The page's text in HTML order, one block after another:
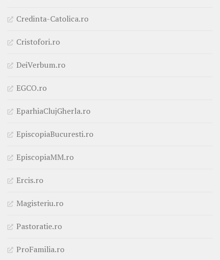
Credinta-Catolica.ro
Cristofori.ro
DeiVerbum.ro
EGCO.ro
EparhiaClujGherla.ro
EpiscopiaBucuresti.ro
EpiscopiaMM.ro
Ercis.ro
Magisteriu.ro
Pastoratie.ro
ProFamilia.ro